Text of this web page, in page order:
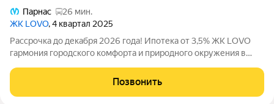
Парнас
26 мин.
ЖК LOVO, 4 квартал 2025
Рассрочка до декабря 2026 года! Ипотека от 3,5% ЖК LOVO
гармония городского комфорта и природного окружения в
Позвонить